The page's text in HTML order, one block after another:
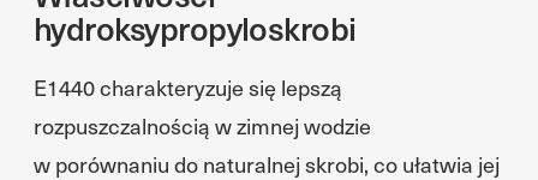
hydroksypropyloskrobi
E1440 charakteryzuje się lepszą
rozpuszczalnością w zimnej wodzie
w porównaniu do naturalnej skrobi, co ułatwia jej